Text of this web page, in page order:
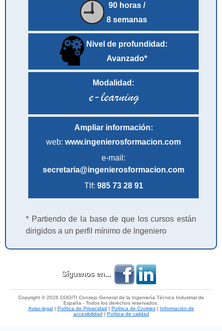
90 horas /
8 semanas
Nivel de profundidad:
Avanzado*
Modalidad:
Ampliar información:
web: www.ingenierosformacion.com
e-mail:
secretaria@ingenierosformacion.com
Tlf: 985 73 28 91
* Partiendo de la base de que los cursos están
dirigidos a un perfil mínimo de Ingeniero
Síguenos en...
Copyright © 2026 COGITI Consejo General de la Ingeniería Técnica Industrial de
España - Todos los derechos reservados.
Aviso legal
Política de Privacidad Política de Cookies|
Información de
accesibilidad
Política de calidad